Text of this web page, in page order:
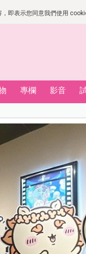
即表示您同意我們使用
專欄 影音